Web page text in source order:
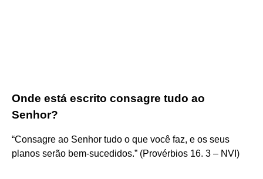
Onde está escrito consagre tudo ao
Senhor?
“Consagre ao Senhor tudo o que você faz, e os seus
planos serão bem-sucedidos.” (Provérbios 16. 3 – NVI)